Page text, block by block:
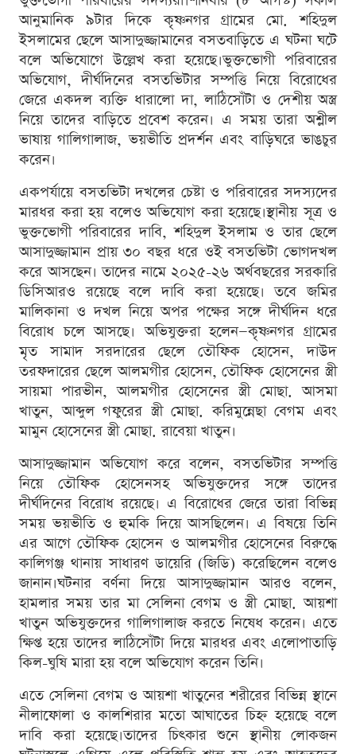
আনুমানিক ৯টার দিকে কৃষ্ণনগর গ্রামের মো. শহিদুল
ইসলামের ছেলে আসাদুজ্জামানের বসতবাড়িতে এ ঘটনা ঘটে
বলে অভিযোগে উল্লেখ করা হয়েছে।ভুক্তভোগী পরিবারের
অভিযোগ, দীর্ঘদিনের বসতভিটার সম্পত্তি নিয়ে বিরোধের
জেরে একদল ব্যক্তি ধারালো দা, লাঠিসোঁটা ও দেশীয় অস্ত্র
নিয়ে তাদের বাড়িতে প্রবেশ করেন। এ সময় তারা অশ্লীল
ভাষায় গালিগালাজ, ভয়ভীতি প্রদর্শন এবং বাড়িঘরে ভাঙচুর
করেন।
একপর্যায়ে বসতভিটা দখলের চেষ্টা ও পরিবারের সদস্যদের
মারধর করা হয় বলেও অভিযোগ করা হয়েছে।স্থানীয় সূত্র ও
ভুক্তভোগী পরিবারের দাবি, শহিদুল ইসলাম ও তার ছেলে
আসাদুজ্জামান প্রায় ৩০ বছর ধরে ওই বসতভিটা ভোগদখল
করে আসছেন। তাদের নামে ২০২৫-২৬ অর্থবছরের সরকারি
ডিসিআরও রয়েছে বলে দাবি করা হয়েছে। তবে জমির
মালিকানা ও দখল নিয়ে অপর পক্ষের সঙ্গে দীর্ঘদিন ধরে
বিরোধ চলে আসছে। অভিযুক্তরা হলেন—কৃষ্ণনগর গ্রামের
মৃত সামাদ সরদারের ছেলে তৌফিক হোসেন, দাউদ
তরফদারের ছেলে আলমগীর হোসেন, তৌফিক হোসেনের স্ত্রী
সায়মা পারভীন, আলমগীর হোসেনের স্ত্রী মোছা. আসমা
খাতুন, আব্দুল গফুরের স্ত্রী মোছা. করিমুন্নেছা বেগম এবং
মামুন হোসেনের স্ত্রী মোছা. রাবেয়া খাতুন।
আসাদুজ্জামান অভিযোগ করে বলেন, বসতভিটার সম্পত্তি
নিয়ে তৌফিক হোসেনসহ অভিযুক্তদের সঙ্গে তাদের
দীর্ঘদিনের বিরোধ রয়েছে। এ বিরোধের জেরে তারা বিভিন্ন
সময় ভয়ভীতি ও হুমকি দিয়ে আসছিলেন। এ বিষয়ে তিনি
এর আগে তৌফিক হোসেন ও আলমগীর হোসেনের বিরুদ্ধে
কালিগঞ্জ থানায় সাধারণ ডায়েরি (জিডি) করেছিলেন বলেও
জানান।ঘটনার বর্ণনা দিয়ে আসাদুজ্জামান আরও বলেন,
হামলার সময় তার মা সেলিনা বেগম ও স্ত্রী মোছা. আয়শা
খাতুন অভিযুক্তদের গালিগালাজ করতে নিষেধ করেন। এতে
ক্ষিপ্ত হয়ে তাদের লাঠিসোঁটা দিয়ে মারধর এবং এলোপাতাড়ি
কিল-ঘুষি মারা হয় বলে অভিযোগ করেন তিনি।
এতে সেলিনা বেগম ও আয়শা খাতুনের শরীরের বিভিন্ন স্থানে
নীলাফোলা ও কালশিরার মতো আঘাতের চিহ্ন হয়েছে বলে
দাবি করা হয়েছে।তাদের চিৎকার শুনে স্থানীয় লোকজন